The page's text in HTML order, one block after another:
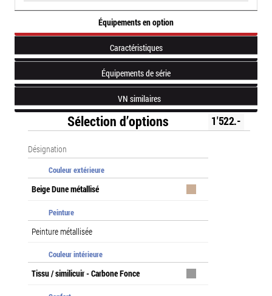
Équipements en option
Caractéristiques
Équipements de série
VN similaires
Sélection d’options 1'522.-
Désignation
Couleur extérieure
Beige Dune métallisé
Peinture
Peinture métallisée
Couleur intérieure
Tissu / similicuir - Carbone Fonce